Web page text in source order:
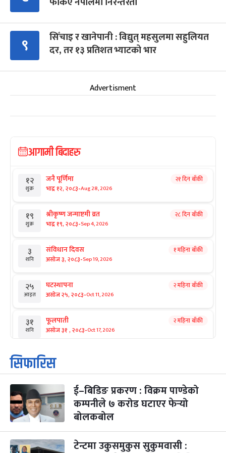
९
सिँचाइ र खानेपानी : विद्युत् महसुलमा सहुलियत
दर, तर १३ प्रतिशत भ्याटको भार
Advertisment
आगामी बिदाहरु
१२
शुक्र
जनै पूर्णिमा
भाद्र १२, २०८३-Aug 28, 2026
२१ दिन बाँकी
१९
शुक्र
श्रीकृष्ण जन्माष्टमी व्रत
भाद्र १९, २०८३-Sep 4, 2026
२८ दिन बाँकी
३
शनि
संविधान दिवस
असोज ३, २०८३-Sep 19, 2026
१ महिना बाँकी
२५
आइत
घटस्थापना
असोज २५, २०८३-Oct 11, 2026
२ महिना बाँकी
३१
शनि
फूलपाती
असोज ३१ , २०८३-Oct 17, 2026
२ महिना बाँकी
१
आइत
कार्तिक सङ्क्रान्ति
कार्तिक १, २०८३
३
मंगल
महानवमी
कार्तिक ३, २०८३-Oct 20, 2026
२ महिना बाँकी
४
सिफारिस
ई–बिडिङ प्रकरण : विक्रम पाण्डेको
कम्पनीले ७ करोड घटाएर फेर्‍यो
बोलकबोल
टेन्टमा उकुसमुकुस सुकुमवासी :